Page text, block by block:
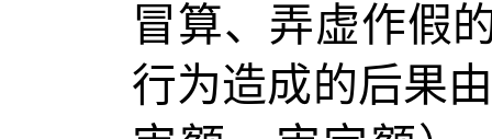
冒算、弄虚作假
行为造成的后果